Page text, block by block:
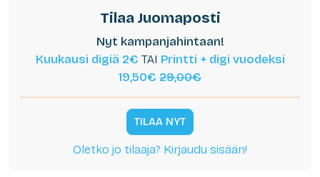
Tilaa Juomaposti
Nyt kampanjahintaan!
Kuukausi digiä 2€ TAI Printti + digi vuodeksi
19,50€ 29,00€
TILAA NYT
Oletko jo tilaaja? Kirjaudu sisään!